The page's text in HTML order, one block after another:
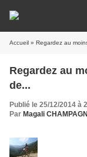
Accueil » Regardez au
Regardez au
de...
Publié le 25/12/2014 à
Par Magali